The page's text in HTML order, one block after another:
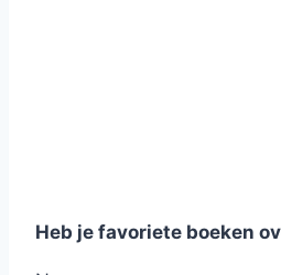
Heb je favoriete boeken